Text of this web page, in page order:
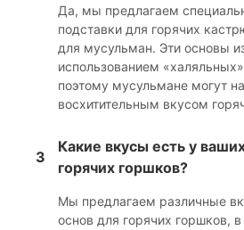
Да, мы предлагаем
подставки для горячих
для мусульман. Эти основы
использованием
поэтому мусульмане могут
восхитительным вкусом
3
Какие вкусы есть у
горячих горшков?
Мы предлагаем различные
основ для горячих горшков,